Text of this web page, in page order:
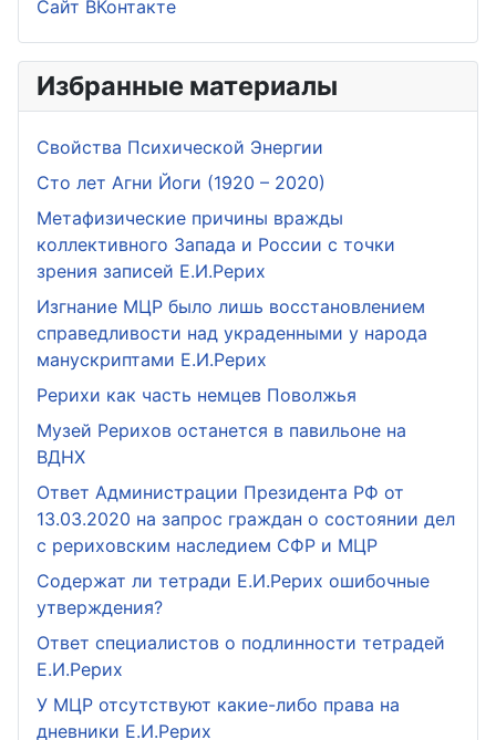
Сайт ВКонтакте
Избранные материалы
Свойства Психической Энергии
Сто лет Агни Йоги (1920 – 2020)
Метафизические причины вражды
коллективного Запада и России с точки
зрения записей Е.И.Рерих
Изгнание МЦР было лишь восстановлением
справедливости над украденными у народа
манускриптами Е.И.Рерих
Рерихи как часть немцев Поволжья
Музей Рерихов останется в павильоне на
ВДНХ
Ответ Администрации Президента РФ от
13.03.2020 на запрос граждан о состоянии дел
с рериховским наследием СФР и МЦР
Содержат ли тетради Е.И.Рерих ошибочные
утверждения?
Ответ специалистов о подлинности тетрадей
Е.И.Рерих
У МЦР отсутствуют какие-либо права на
дневники Е.И.Рерих